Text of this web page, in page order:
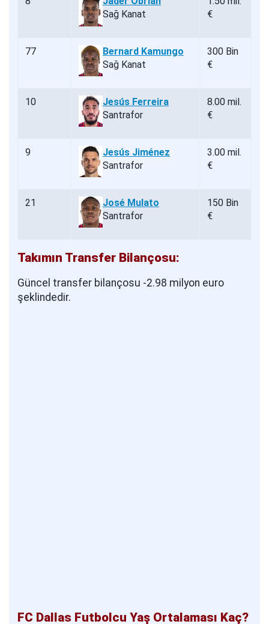
Sağ Kanat
€
77
Bernard Kamungo
Sağ Kanat
300 Bin
€
10
Jesús Ferreira
Santrafor
8.00 mil.
€
9
Jesús Jiménez
Santrafor
3.00 mil.
€
21
José Mulato
Santrafor
150 Bin
€
Takımın Transfer Bilançosu:
Güncel transfer bilançosu -2.98 milyon euro
şeklindedir.
FC Dallas Futbolcu Yaş Ortalaması Kaç?